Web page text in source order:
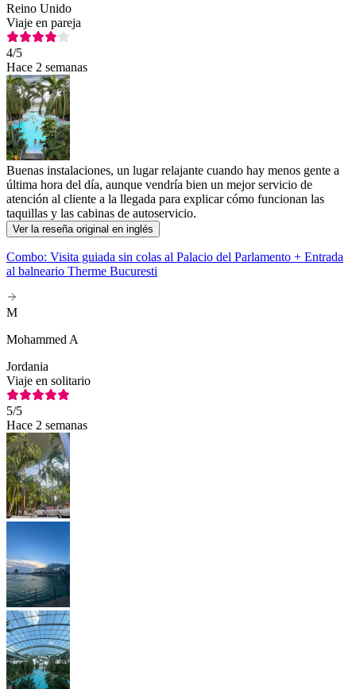
Reino Unido
Viaje en pareja
4/5
Hace 2 semanas
Buenas instalaciones, un lugar relajante cuando hay menos gente a
última hora del día, aunque vendría bien un mejor servicio de
atención al cliente a la llegada para explicar cómo funcionan las
taquillas y las cabinas de autoservicio.
Ver la reseña original en inglés
Combo: Visita guiada sin colas al Palacio del Parlamento + Entrada
al balneario Therme Bucuresti
M
Mohammed A
Jordania
Viaje en solitario
5/5
Hace 2 semanas